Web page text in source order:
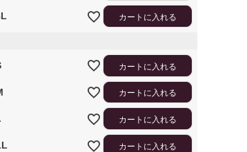
カートに入れる
カートに入れる
カートに入れる
カートに入れる
カートに入れる